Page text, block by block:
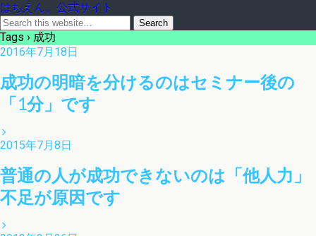
はちえん。公式サイト
Tags › 成功
2016年7月18日
成功の明暗を分けるのはセミナー後の
「1分」です
2015年7月8日
普通の人が成功できないのは「他人力」
不足が原因です